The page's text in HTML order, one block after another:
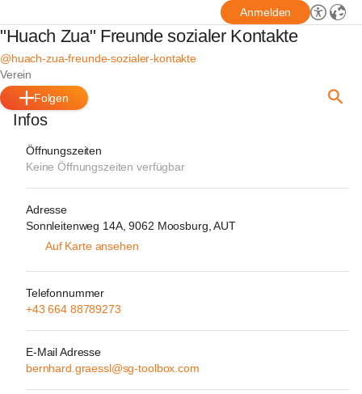
Anmelden
"Huach Zua" Freunde sozialer Kontakte
@huach-zua-freunde-sozialer-kontakte
Verein
Folgen
Infos
Öffnungszeiten
Keine Öffnungszeiten verfügbar
Adresse
Sonnleitenweg 14A, 9062 Moosburg, AUT
Auf Karte ansehen
Telefonnummer
+43 664 88789273
E-Mail Adresse
bernhard.graessl@sg-toolbox.com